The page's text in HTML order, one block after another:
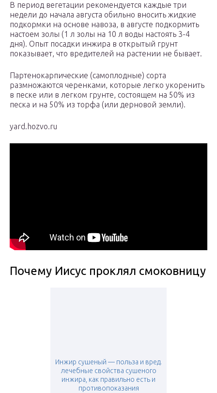
В период вегетации рекомендуется каждые три
недели до начала августа обильно вносить жидкие
подкормки на основе навоза, в августе подкормить
настоем золы (1 л золы на 10 л воды настоять 3-4
дня). Опыт посадки инжира в открытый грунт
показывает, что вредителей на растении не бывает.
Партенокарпические (самоплодные) сорта
размножаются черенками, которые легко укоренить
в песке или в легком грунте, состоящем на 50% из
песка и на 50% из торфа (или дерновой земли).
yard.hozvo.ru
Почему Иисус проклял смоковницу
Инжир сушеный — польза и вред.
лечебные свойства сушеного
инжира, как правильно есть и
противопоказания